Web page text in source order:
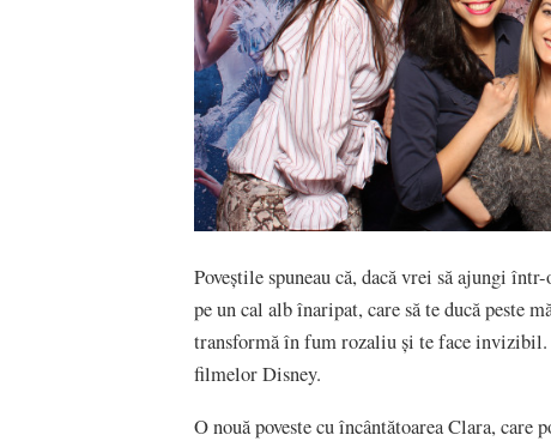
Poveștile spuneau că, dacă vrei să ajungi
pe un cal alb înaripat, care să te ducă peste
transformă în fum rozaliu şi te face invizibil.
filmelor Disney.
O nouă poveste cu încântătoarea Clara,